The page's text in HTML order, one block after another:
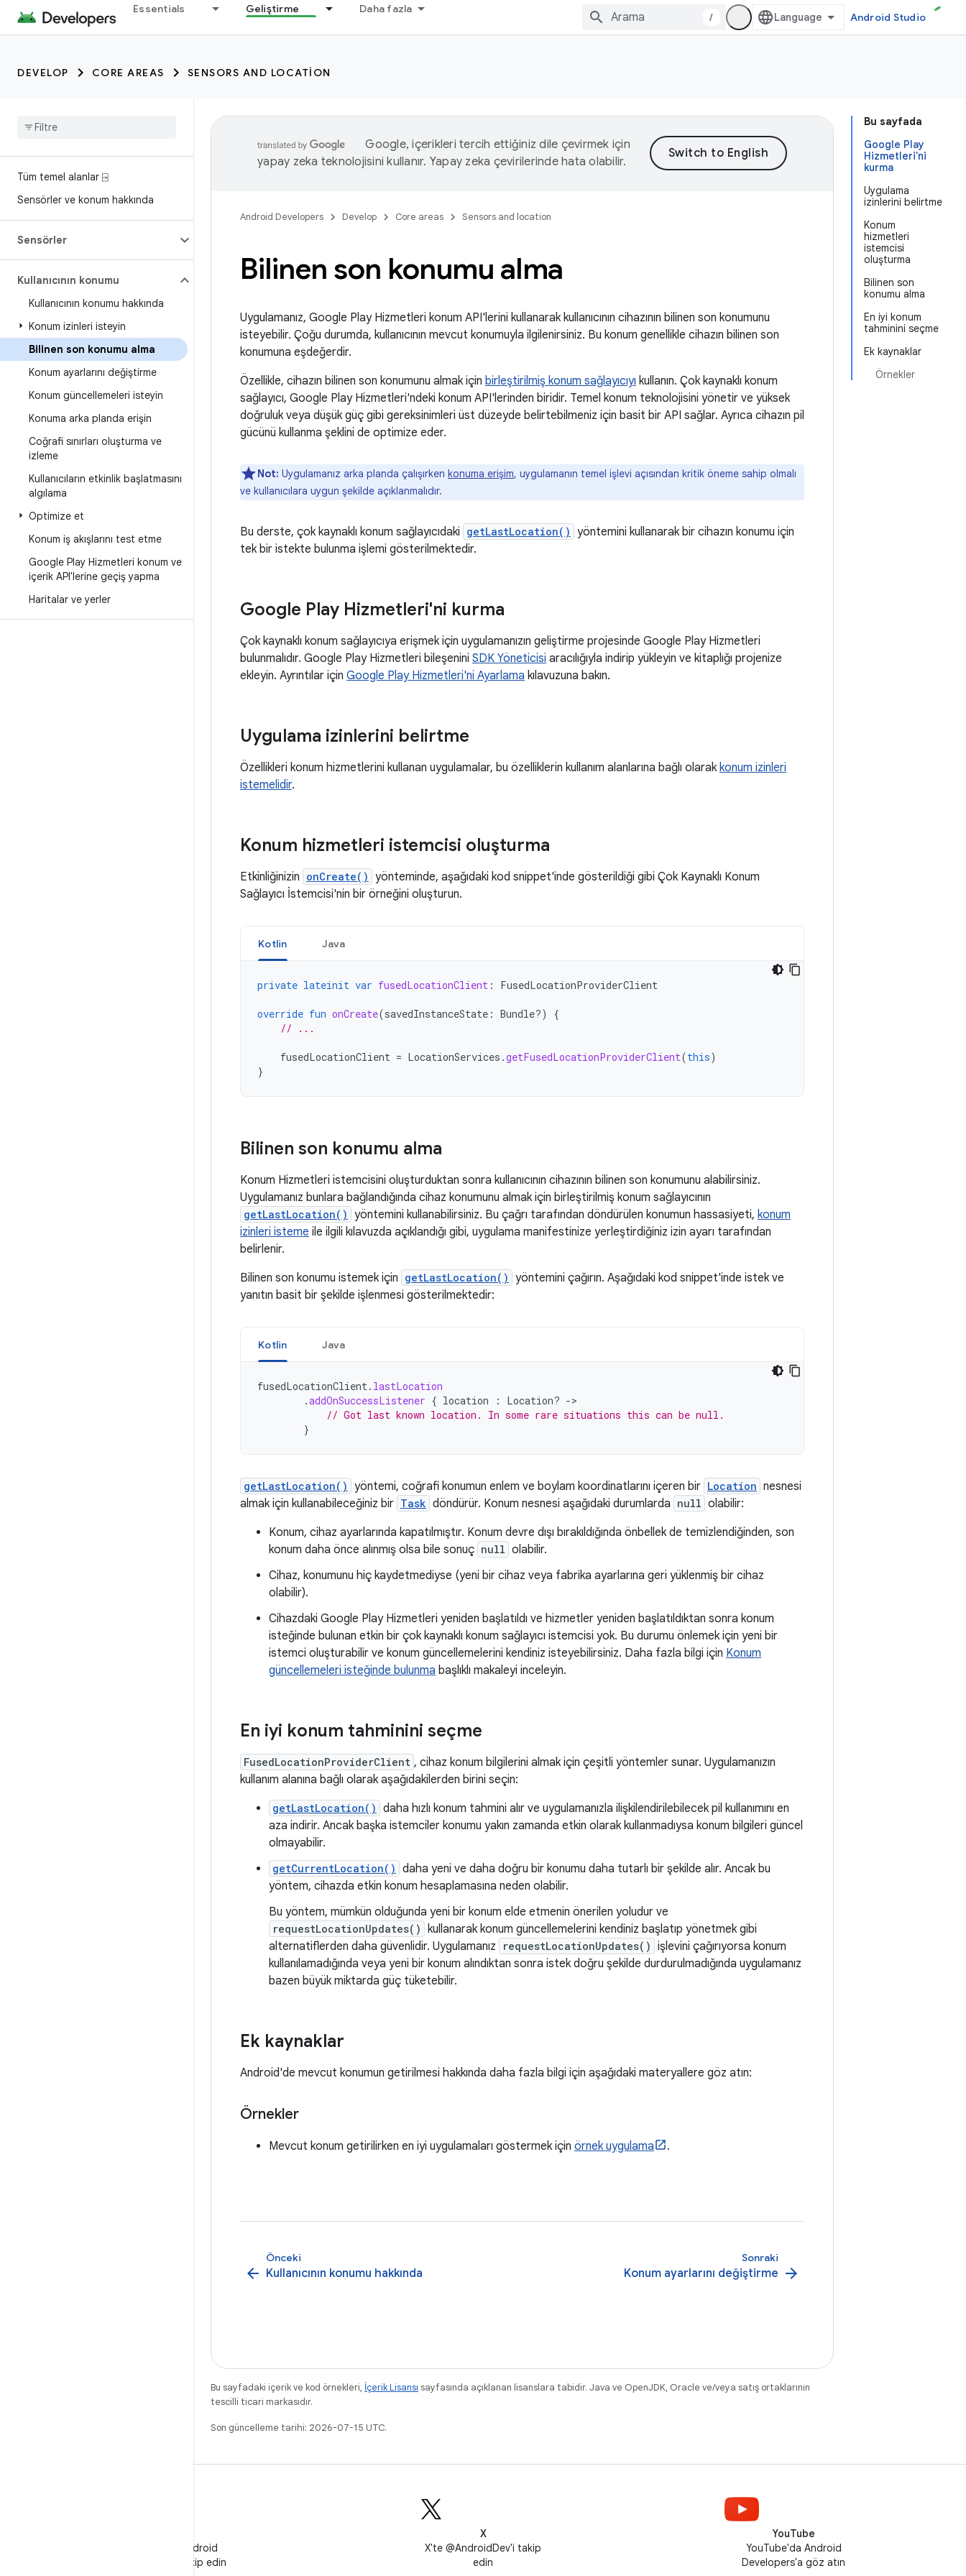
Essentials Geliştirme Daha fazla
/ Android Studio
DEVELOP CORE AREAS SENSORS AND LOCATION
Tüm temel alanlar ⍈
Sensörler ve konum hakkında
Sensörler
Kullanıcının konumu
Kullanıcının konumu hakkında
Konum izinleri isteyin
Bilinen son konumu alma
Konum ayarlarını değiştirme
Konum güncellemeleri isteyin
Konuma arka planda erişin
Coğrafi sınırları oluşturma ve
izleme
Kullanıcıların etkinlik başlatmasını
algılama
Optimize et
Konum iş akışlarını test etme
Google Play Hizmetleri konum ve
içerik API'lerine geçiş yapma
Haritalar ve yerler
Bu sayfada
Google Play
Hizmetleri'ni
kurma
Uygulama
izinlerini belirtme
Konum
hizmetleri
istemcisi
oluşturma
Bilinen son
konumu alma
En iyi konum
tahminini seçme
Ek kaynaklar
Örnekler
Google, içerikleri tercih ettiğiniz dile çevirmek için
yapay zeka teknolojisini kullanır. Yapay zeka çevirilerinde hata olabilir.
Android Developers Develop Core areas Sensors and location
Bilinen son konumu alma
Uygulamanız, Google Play Hizmetleri konum API'lerini kullanarak kullanıcının cihazının bilinen son konumunu
isteyebilir. Çoğu durumda, kullanıcının mevcut konumuyla ilgilenirsiniz. Bu konum genellikle cihazın bilinen son
konumuna eşdeğerdir.
Özellikle, cihazın bilinen son konumunu almak için birleştirilmiş konum sağlayıcıyı kullanın. Çok kaynaklı konum
sağlayıcı, Google Play Hizmetleri'ndeki konum API'lerinden biridir. Temel konum teknolojisini yönetir ve yüksek
doğruluk veya düşük güç gibi gereksinimleri üst düzeyde belirtebilmeniz için basit bir API sağlar. Ayrıca cihazın pil
gücünü kullanma şeklini de optimize eder.
Not: Uygulamanız arka planda çalışırken konuma erişim, uygulamanın temel işlevi açısından kritik öneme sahip olmalı
ve kullanıcılara uygun şekilde açıklanmalıdır.
Bu derste, çok kaynaklı konum sağlayıcıdaki getLastLocation() yöntemini kullanarak bir cihazın konumu için
tek bir istekte bulunma işlemi gösterilmektedir.
Google Play Hizmetleri'ni kurma
Çok kaynaklı konum sağlayıcıya erişmek için uygulamanızın geliştirme projesinde Google Play Hizmetleri
bulunmalıdır. Google Play Hizmetleri bileşenini SDK Yöneticisi aracılığıyla indirip yükleyin ve kitaplığı projenize
ekleyin. Ayrıntılar için Google Play Hizmetleri'ni Ayarlama kılavuzuna bakın.
Uygulama izinlerini belirtme
Özellikleri konum hizmetlerini kullanan uygulamalar, bu özelliklerin kullanım alanlarına bağlı olarak konum izinleri
istemelidir.
Konum hizmetleri istemcisi oluşturma
Etkinliğinizin onCreate() yönteminde, aşağıdaki kod snippet'inde gösterildiği gibi Çok Kaynaklı Konum
Sağlayıcı İstemcisi'nin bir örneğini oluşturun.
Kotlin Java
private lateinit var fusedLocationClient : FusedLocationProviderClient
override fun onCreate(savedInstanceState : Bundle?)
{
// ...
fusedLocationClient = LocationServices .getFusedLocationProviderClient(this)
}
Bilinen son konumu alma
Konum Hizmetleri istemcisini oluşturduktan sonra kullanıcının cihazının bilinen son konumunu alabilirsiniz.
Uygulamanız bunlara bağlandığında cihaz konumunu almak için birleştirilmiş konum sağlayıcının
getLastLocation() yöntemini kullanabilirsiniz. Bu çağrı tarafından döndürülen konumun hassasiyeti, konum
izinleri isteme ile ilgili kılavuzda açıklandığı gibi, uygulama manifestinize yerleştirdiğiniz izin ayarı tarafından
belirlenir.
Bilinen son konumu istemek için getLastLocation() yöntemini çağırın. Aşağıdaki kod snippet'inde istek ve
yanıtın basit bir şekilde işlenmesi gösterilmektedir:
Kotlin Java
fusedLocationClient. lastLocation
.addOnSuccessListener { location : Location? -
// Got last known location. In some rare situations this can be null.
}
getLastLocation() yöntemi, coğrafi konumun enlem ve boylam koordinatlarını içeren bir Location nesnesi
almak için kullanabileceğiniz bir Task döndürür. Konum nesnesi aşağıdaki durumlarda null olabilir:
Konum, cihaz ayarlarında kapatılmıştır. Konum devre dışı bırakıldığında önbellek de temizlendiğinden, son
konum daha önce alınmış olsa bile sonuç null olabilir.
Cihaz, konumunu hiç kaydetmediyse (yeni bir cihaz veya fabrika ayarlarına geri yüklenmiş bir cihaz
olabilir).
Cihazdaki Google Play Hizmetleri yeniden başlatıldı ve hizmetler yeniden başlatıldıktan sonra konum
isteğinde bulunan etkin bir çok kaynaklı konum sağlayıcı istemcisi yok. Bu durumu önlemek için yeni bir
istemci oluşturabilir ve konum güncellemelerini kendiniz isteyebilirsiniz. Daha fazla bilgi için Konum
güncellemeleri isteğinde bulunma başlıklı makaleyi inceleyin.
En iyi konum tahminini seçme
FusedLocationProviderClient , cihaz konum bilgilerini almak için çeşitli yöntemler sunar. Uygulamanızın
kullanım alanına bağlı olarak aşağıdakilerden birini seçin:
getLastLocation() daha hızlı konum tahmini alır ve uygulamanızla ilişkilendirilebilecek pil kullanımını en
aza indirir. Ancak başka istemciler konumu yakın zamanda etkin olarak kullanmadıysa konum bilgileri güncel
olmayabilir.
getCurrentLocation() daha yeni ve daha doğru bir konumu daha tutarlı bir şekilde alır. Ancak bu
yöntem, cihazda etkin konum hesaplamasına neden olabilir.
Bu yöntem, mümkün olduğunda yeni bir konum elde etmenin önerilen yoludur ve
requestLocationUpdates() kullanarak konum güncellemelerini kendiniz başlatıp yönetmek gibi
alternatiflerden daha güvenlidir. Uygulamanız
requestLocationUpdates() işlevini çağırıyorsa konum
kullanılamadığında veya yeni bir konum alındıktan sonra istek doğru şekilde durdurulmadığında uygulamanız
bazen büyük miktarda güç tüketebilir.
Ek kaynaklar
Android'de mevcut konumun getirilmesi hakkında daha fazla bilgi için aşağıdaki materyallere göz atın:
Örnekler
Mevcut konum getirilirken en iyi uygulamaları göstermek için örnek uygulama .
Önceki
arrow_back Kullanıcının konumu hakkında
Sonraki
Konum ayarlarını değiştirme arrow_forward
Bu sayfadaki içerik ve kod örnekleri, İçerik Lisansı sayfasında açıklanan lisanslara tabidir. Java ve OpenJDK, Oracle ve/veya satış ortaklarının
tescilli ticari markasıdır.
Son güncelleme tarihi: 2026-07-15 UTC.
WeChat'te Android
Developers'ı takip edin
X
X'te @AndroidDev'i takip
edin
YouTube
YouTube'da Android
Developers'a göz atın